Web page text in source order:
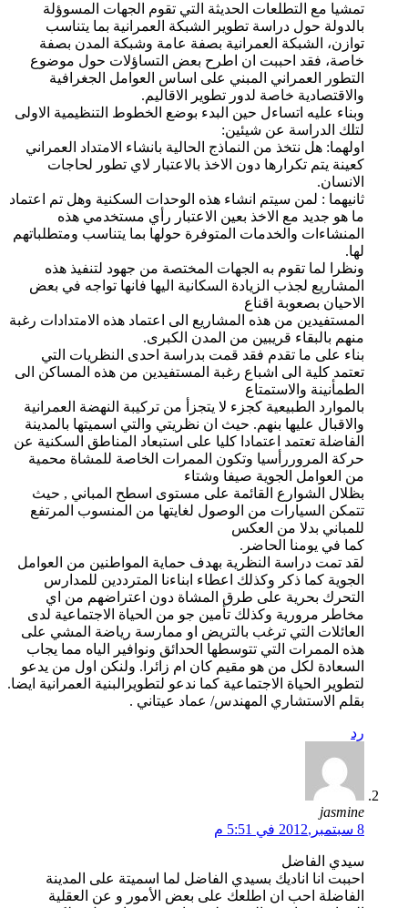
تمشيا مع التطلعات الحديثة التي تقوم الجهات المسوؤلة
بالدولة حول دراسة تطوير الشبكة العمرانية بما يتناسب
توازن، الشبكة العمرانية بصفة عامة وشبكة المدن بصفة
خاصة، فقد احببت ان اطرح بعض التساؤلات حول موضوع
التطور العمراني المبني على اساس العوامل الجغرافية
والاقتصادية خاصة لدور تطوير الاقاليم.
وبناء عليه اتساءل حين البدء بوضع الخطوط التنظيمية الاولى
لتلك الدراسة عن شيئين:
اولهما: هل نتخذ من النماذج الحالية بانشاء الامتداد العمراني
كعينة يتم تكرارها دون الاخذ بالاعتبار لاي تطور لحاجات
الانسان.
ثانيهما : لمن سيتم انشاء هذه الوحدات السكنية وهل تم اعتماد
ما هو جديد مع الاخذ بعين الاعتبار رأي مستخدمي هذه
المنشاءات والخدمات المتوفرة حولها بما يتناسب ومتطلباتهم
لها.
ونظرا لما تقوم به الجهات المختصة من جهود لتنفيذ هذه
المشاريع لجذب الزيادة السكانية اليها فانها تواجه في بعض
الاحيان بصعوبة اقناع
المستفيدين من هذه المشاريع الى اعتماد هذه الامتدادات رغبة
منهم بالبقاء قريبين من المدن الكبرى.
بناء على ما تقدم فقد قمت بدراسة احدى النظريات التي
تعتمد كلية الى اشباع رغبة المستفيدين من هذه المساكن الى
الطمأنينة والاستمتاع
بالموارد الطبيعية كجزء لا يتجزأ من تركيبة النهضة العمرانية
والاقبال عليها بنهم. حيث ان نظريتي والتي اسميتها بالمدينة
الفاضلة تعتمد اعتمادا كليا على استبعاد المناطق السكنية عن
حركة المروررأسيا وتكون الممرات الخاصة للمشاة محمية
من العوامل الجوية صيفا وشتاء
بظلال الشوارع القائمة على مستوى اسطح المباني , حيث
تتمكن السيارات من الوصول لغايتها من المنسوب المرتفع
للمباني بدلا من العكس
كما في يومنا الحاضر.
لقد تمت دراسة النظرية بهدف حماية المواطنين من العوامل
الجوية كما ذكر وكذلك اعطاء ابناءنا المترددين للمدارس
التحرك بحرية على طرق المشاة دون اعتراضهم من اي
مخاطر مرورية وكذلك تأمين جو من الحياة الاجتماعية لدى
العائلات التي ترغب بالتريض او ممارسة رياضة المشي على
هذه الممرات التي تتوسطها الحدائق ونوافير الياه مما يجاب
السعادة لكل من هو مقيم كان ام زائرا. ولنكن اول من يدعو
لتطوير الحياة الاجتماعية كما ندعو لتطويرالبنية العمرانية ايضا.
بقلم الاستشاري المهندس/ عماد عيتاني .
رد
jasmine
8 سبتمبر,2012 في 5:51 م
سيدي الفاضل
احببت انا اناديك بسيدي الفاضل لما اسميتة على المدينة
الفاضلة احب ان اطلعك على بعض الأمور و عن العقلية